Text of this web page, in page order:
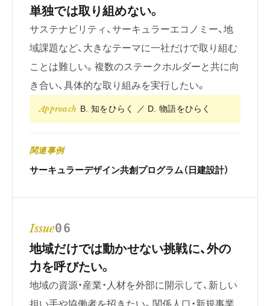
単独では取り組めない。
サステナビリティ、サーキュラーエコノミー、地
域課題など、大きなテーマに一社だけで取り組む
ことは難しい。複数のステークホルダーと共に向
き合い、具体的な取り組みを実行したい。
Approach B. 知をひらく ／ D. 物語をひらく
関連事例
サーキュラーデザイン共創プログラム（日建設計）
Issue06
地域だけでは動かせない挑戦に、外の
力を呼びたい。
地域の資源・産業・人材を外部に開示して、新しい
担い手や協働者を招きたい。関係人口・新規事業